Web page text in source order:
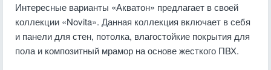
Интересные варианты «Акватон» предлагает в своей
коллекции «Novita». Данная коллекция включает в себя
и панели для стен, потолка, влагостойкие покрытия для
пола и композитный мрамор на основе жесткого ПВХ.